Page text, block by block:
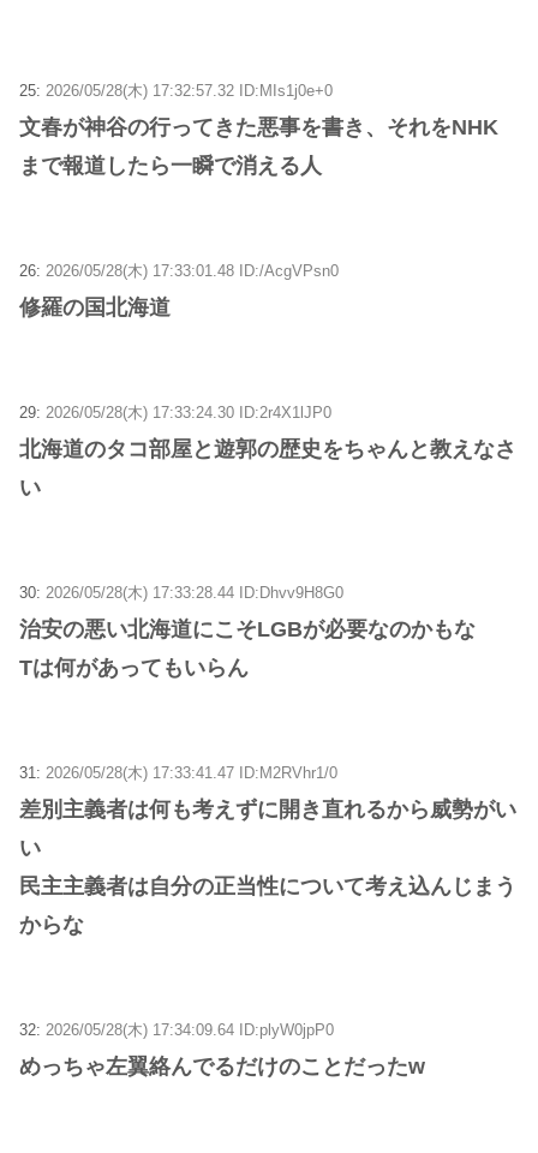
25: 2026/05/28(木) 17:32:57.32 ID:MIs1j0e+0
文春が神谷の行ってきた悪事を書き、それをNHK
まで報道したら一瞬で消える人
26: 2026/05/28(木) 17:33:01.48 ID:/AcgVPsn0
修羅の国北海道
29: 2026/05/28(木) 17:33:24.30 ID:2r4X1lJP0
北海道のタコ部屋と遊郭の歴史をちゃんと教えなさ
い
30: 2026/05/28(木) 17:33:28.44 ID:Dhvv9H8G0
治安の悪い北海道にこそLGBが必要なのかもな
Tは何があってもいらん
31: 2026/05/28(木) 17:33:41.47 ID:M2RVhr1/0
差別主義者は何も考えずに開き直れるから威勢がい
い
民主主義者は自分の正当性について考え込んじまう
からな
32: 2026/05/28(木) 17:34:09.64 ID:plyW0jpP0
めっちゃ左翼絡んでるだけのことだったw